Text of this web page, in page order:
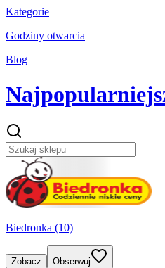
Kategorie
Godziny otwarcia
Blog
Biedronka (10)
Zobacz Obserwuj